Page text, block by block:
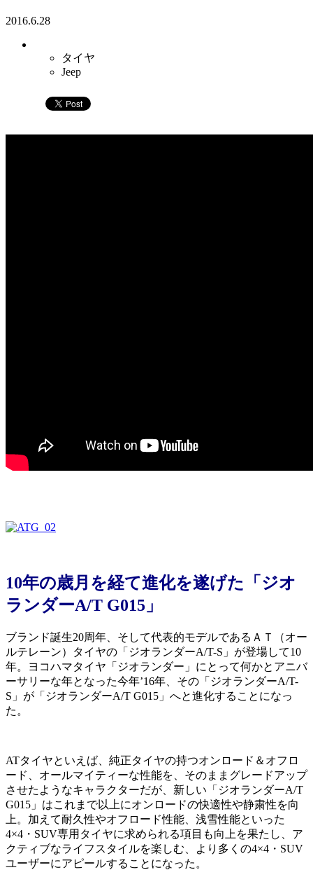
2016.6.28
タイヤ
Jeep
10年の歳月を経て進化を遂げた「ジオ
ランダーA/T G015」
ブランド誕生20周年、そして代表的モデルであるＡＴ（オー
ルテレーン）タイヤの「ジオランダーA/T-S」が登場して10
年。ヨコハマタイヤ「ジオランダー」にとって何かとアニバ
ーサリーな年となった今年’16年、その「ジオランダーA/T-
S」が「ジオランダーA/T G015」へと進化することになっ
た。
ATタイヤといえば、純正タイヤの持つオンロード＆オフロ
ード、オールマイティーな性能を、そのままグレードアップ
させたようなキャラクターだが、新しい「ジオランダーA/T
G015」はこれまで以上にオンロードの快適性や静粛性を向
上。加えて耐久性やオフロード性能、浅雪性能といった
4×4・SUV専用タイヤに求められる項目も向上を果たし、ア
クティブなライフスタイルを楽しむ、より多くの4×4・SUV
ユーザーにアピールすることになった。